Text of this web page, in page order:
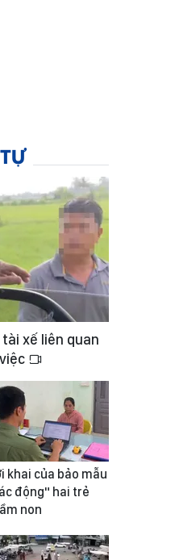
xế liên quan
khai của bảo mẫu
động" hai trẻ
non